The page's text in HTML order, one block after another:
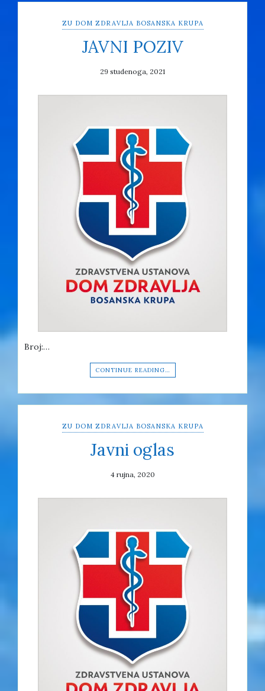
ZU DOM ZDRAVLJA BOSANSKA KRUPA
JAVNI POZIV
29 studenoga, 2021
Broj:…
CONTINUE READING…
ZU DOM ZDRAVLJA BOSANSKA KRUPA
Javni oglas
4 rujna, 2020